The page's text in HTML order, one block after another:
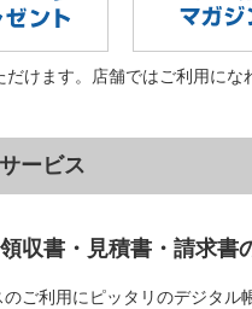
けます。店舗ではご利用にな
ービス
領収書・見積書・請求書
のご利用にピッタリのデジタル